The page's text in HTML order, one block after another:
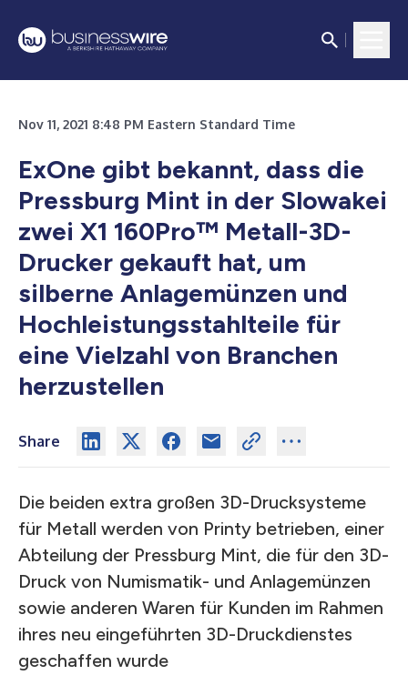
Nov 11, 2021 8:48 PM Eastern Standard Time
ExOne gibt bekannt, dass die
Pressburg Mint in der Slowakei
zwei X1 160Pro™ Metall-3D-
Drucker gekauft hat, um
silberne Anlagemünzen und
Hochleistungsstahlteile für
eine Vielzahl von Branchen
herzustellen
Share
Die beiden extra großen 3D-Drucksysteme
für Metall werden von Printy betrieben, einer
Abteilung der Pressburg Mint, die für den 3D-
Druck von Numismatik- und Anlagemünzen
sowie anderen Waren für Kunden im Rahmen
ihres neu eingeführten 3D-Druckdienstes
geschaffen wurde